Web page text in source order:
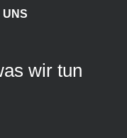
UNS
wir tun